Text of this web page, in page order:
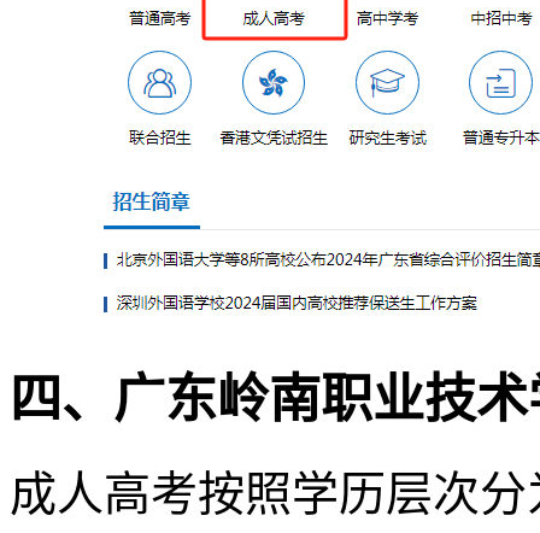
四、广东岭南职业技
成人高考按照学历层次